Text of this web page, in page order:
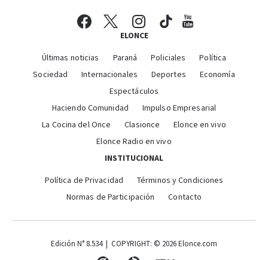
ELONCE
Últimas noticias Paraná Policiales
Política
Sociedad
Internacionales Deportes
Economía
Espectáculos
Haciendo Comunidad
Impulso Empresarial
La Cocina del Once
Clasionce
Elonce en vivo
Elonce Radio en vivo
INSTITUCIONAL
Política de Privacidad
Términos y Condiciones
Normas de Participación
Contacto
Edición N° 8.534 | COPYRIGHT: © 2026 Elonce.com